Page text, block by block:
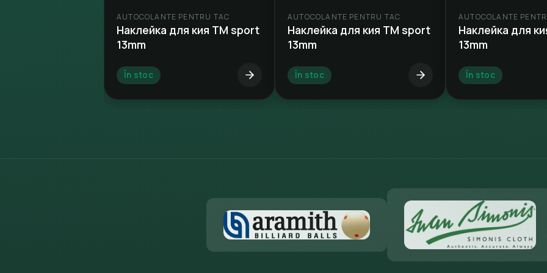
AUTOCOLANTE PENTRU TAC
Наклейка для кия TM sport
13mm
În stoc
AUTOCOLANTE PENTRU TAC
Наклейка для кия ТМ sport
13mm
În stoc
AUTOCOLANTE
Наклейка для
13mm
În stoc